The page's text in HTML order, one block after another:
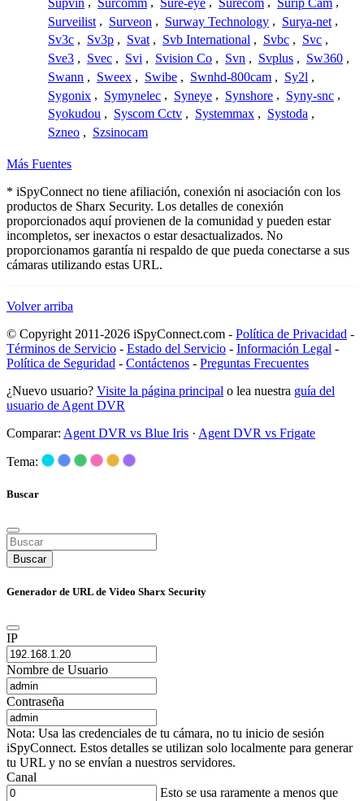
Surveilist , Surveon , Surway Technology , Surya-net ,
Sv3c , Sv3p , Svat , Svb International , Svbc , Svc ,
Sve3 , Svec , Svi , Svision Co , Svn , Svplus , Sw360 ,
Swann , Sweex , Swibe , Swnhd-800cam , Sy2l ,
Sygonix , Symynelec , Syneye , Synshore , Syny-snc ,
Syokudou , Syscom Cctv , Systemmax , Systoda ,
Szneo , Szsinocam
Más Fuentes
* iSpyConnect no tiene afiliación, conexión ni asociación con los
productos de Sharx Security. Los detalles de conexión
proporcionados aquí provienen de la comunidad y pueden estar
incompletos, ser inexactos o estar desactualizados. No
proporcionamos garantía ni respaldo de que pueda conectarse a sus
cámaras utilizando estas URL.
Volver arriba
© Copyright 2011-2026 iSpyConnect.com - Política de Privacidad -
Términos de Servicio - Estado del Servicio - Información Legal -
Política de Seguridad - Contáctenos - Preguntas Frecuentes
¿Nuevo usuario? Visite la página principal o lea nuestra guía del
usuario de Agent DVR
Comparar: Agent DVR vs Blue Iris · Agent DVR vs Frigate
Tema:
Buscar
Buscar
Generador de URL de Video Sharx Security
IP
Nombre de Usuario
Contraseña
Nota: Usa las credenciales de tu cámara, no tu inicio de sesión
iSpyConnect. Estos detalles se utilizan solo localmente para generar
tu URL y no se envían a nuestros servidores.
Canal
Esto se usa raramente a menos que